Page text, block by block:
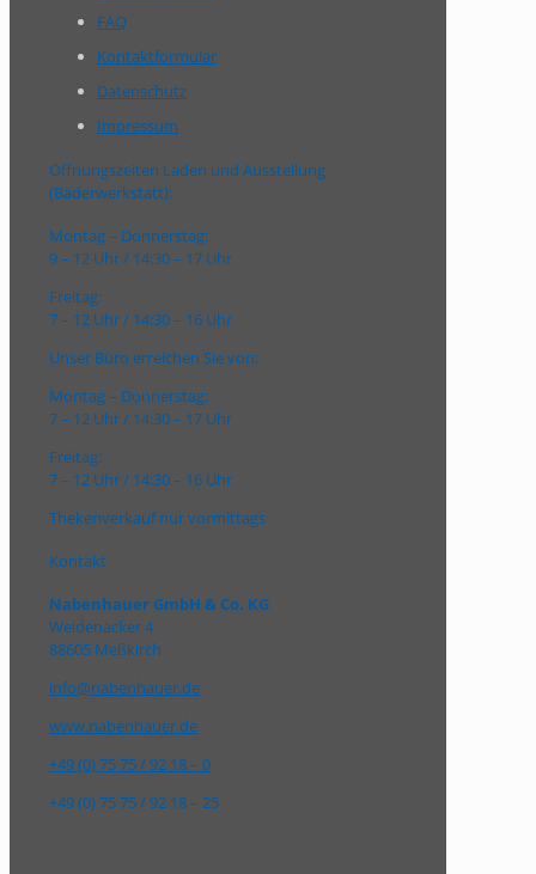
FAQ
Kontaktformular
Datenschutz
Impressum
Öffnungszeiten Laden und Ausstellung
(Bäderwerkstatt):
Montag – Donnerstag:
9 – 12 Uhr / 14:30 – 17 Uhr
Freitag:
7 – 12 Uhr / 14:30 – 16 Uhr
Unser Büro erreichen Sie von:
Montag – Donnerstag:
7 – 12 Uhr / 14:30 – 17 Uhr
Freitag:
7 – 12 Uhr / 14:30 – 16 Uhr
Thekenverkauf nur vormittags
Kontakt
Nabenhauer GmbH & Co. KG
Weidenäcker 4
88605 Meßkirch
info@nabenhauer.de
www.nabenhauer.de
+49 (0) 75 75 / 92 18 – 0
+49 (0) 75 75 / 92 18 – 25